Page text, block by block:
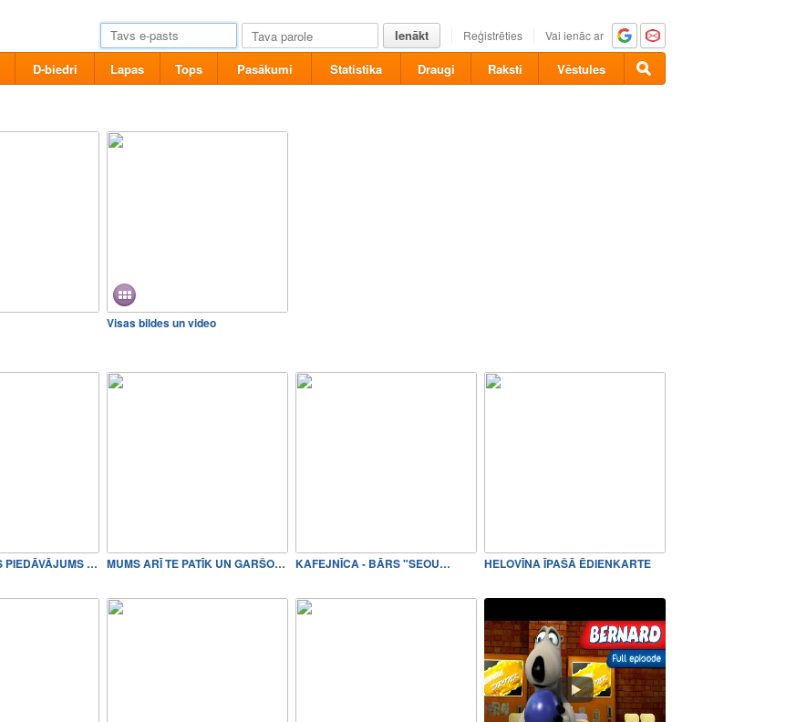
Ienākt Reģistrēties Vai ienāc ar
D-biedri Lapas Tops Pasākumi Statistika Draugi Raksti Vēstules
Visas bildes un video
ROMANTISKAIS PIEDĀVĀJUMS KA… MUMS ARĪ TE PATĪK UN GARŠO! KAFEJNĪCA - BĀRS "SEOU… HELOVĪNA ĪPAŠĀ ĒDIENKARTE